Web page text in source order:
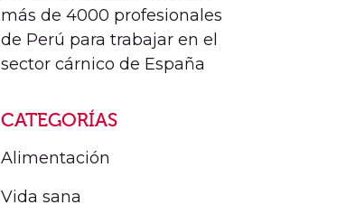
más de 4000 profesionales
de Perú para trabajar en el
sector cárnico de España
CATEGORÍAS
Alimentación
Vida sana